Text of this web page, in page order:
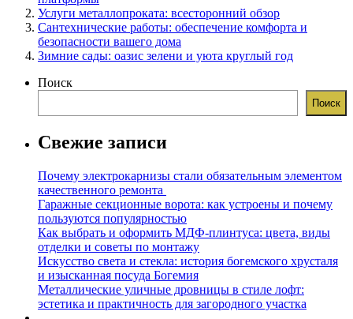
Услуги металлопроката: всесторонний обзор
Сантехнические работы: обеспечение комфорта и
безопасности вашего дома
Зимние сады: оазис зелени и уюта круглый год
Поиск
Поиск
Свежие записи
Почему электрокарнизы стали обязательным элементом
качественного ремонта
Гаражные секционные ворота: как устроены и почему
пользуются популярностью
Как выбрать и оформить МДФ-плинтуса: цвета, виды
отделки и советы по монтажу
Искусство света и стекла: история богемского хрусталя
и изысканная посуда Богемия
Металлические уличные дровницы в стиле лофт:
эстетика и практичность для загородного участка